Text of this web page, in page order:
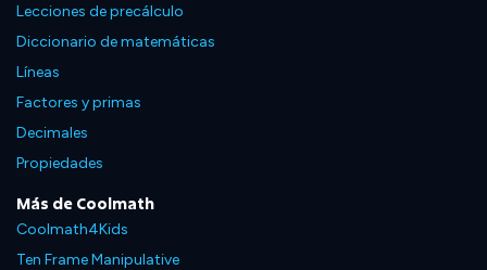
Lecciones de precálculo
Diccionario de matemáticas
Líneas
Factores y primas
Decimales
Propiedades
Más de Coolmath
Coolmath4Kids
Ten Frame Manipulative